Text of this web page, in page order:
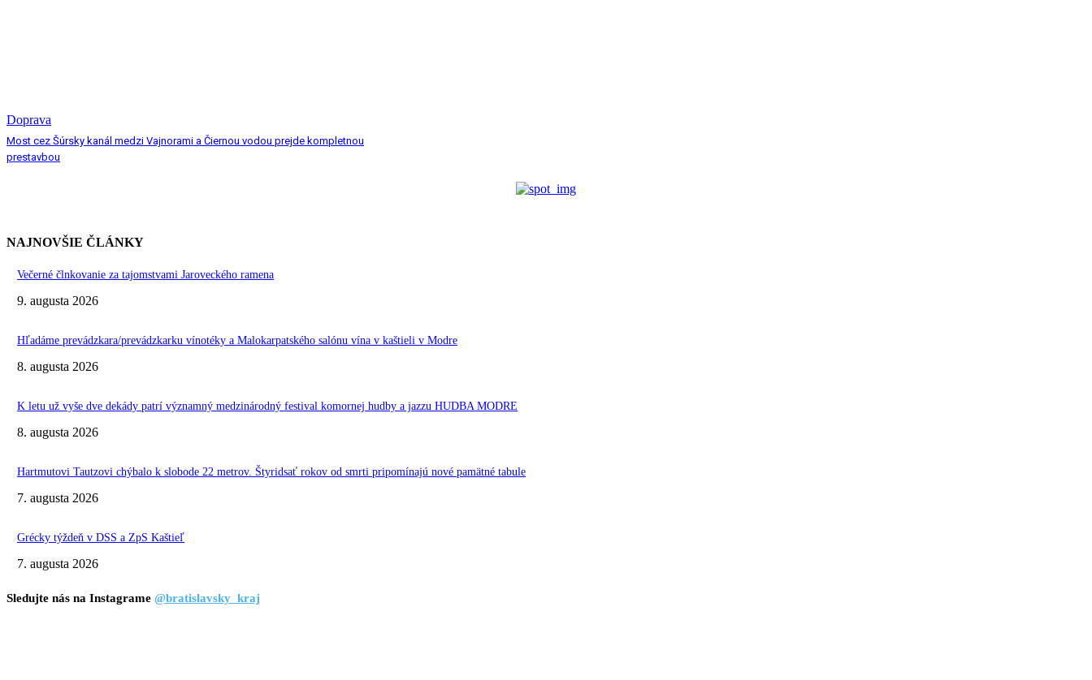
Doprava
Most cez Šúrsky kanál medzi Vajnorami a Čiernou vodou prejde kompletnou
prestavbou
NAJNOVŠIE ČLÁNKY
Večerné člnkovanie za tajomstvami Jaroveckého ramena
9. augusta 2026
Hľadáme prevádzkara/prevádzkarku vínotéky a Malokarpatského salónu vína v kaštieli v Modre
8. augusta 2026
K letu už vyše dve dekády patrí významný medzinárodný festival komornej hudby a jazzu HUDBA MODRE
8. augusta 2026
Hartmutovi Tautzovi chýbalo k slobode 22 metrov. Štyridsať rokov od smrti pripomínajú nové pamätné tabule
7. augusta 2026
Grécky týždeň v DSS a ZpS Kaštieľ
7. augusta 2026
Sledujte nás na Instagrame @bratislavsky_kraj